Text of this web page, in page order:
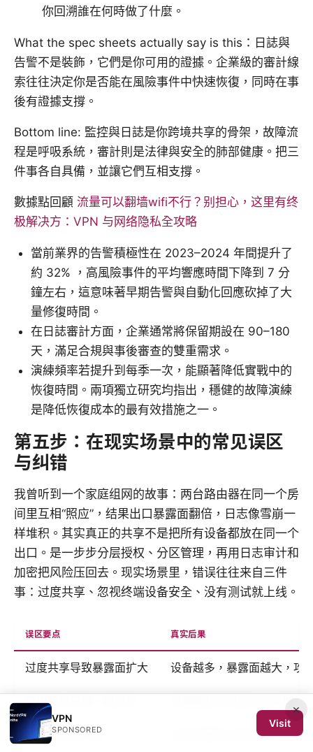
你回溯誰在何時做了什麼。
What the spec sheets actually say is this：日誌與
告警不是裝飾，它們是你可用的證據。企業級的審計線
索往往決定你是否能在風險事件中快速恢復，同時在事
後有證據支撐。
Bottom line: 監控與日誌是你跨境共享的骨架，故障流
程是呼吸系統，審計則是法律與安全的肺部健康。把三
件事各自具備，並讓它們互相支撐。
數據點回顧 流量可以翻墙wifi不行？别担心，这里有终
极解决方：VPN 与网络隐私全攻略
當前業界的告警積極性在 2023–2024 年間提升了
約 32% ，高風險事件的平均響應時間下降到 7 分
鐘左右，這意味著早期告警與自動化回應砍掉了大
量修復時間。
在日誌審計方面，企業通常將保留期設在 90–180
天，滿足合規與事後審查的雙重需求。
演練頻率若提升到每季一次，能顯著降低實戰中的
恢復時間。兩項獨立研究均指出，穩健的故障演練
是降低恢復成本的最有效措施之一。
第五步：在现实场景中的常见误区
与纠错
我曾听到一个家庭组网的故事：两台路由器在同一个房
间里互相“照应”，结果出口暴露面翻倍，日志像雪崩一
样堆积。其实真正的共享不是把所有设备都放在同一个
出口。是一步步分层授权、分区管理，再用日志审计和
加密把风险压回去。现实场景里，错误往往来自三件
事：过度共享、忽视终端设备安全、没有测试就上线。
误区要点 真实后果
过度共享导致暴露面扩大 设备越多，暴露面越大，攻
路由器只是第一道防线
没有测试就上线 发现问题时已经在生产环境
×
VPN
SPONSORED
Visit